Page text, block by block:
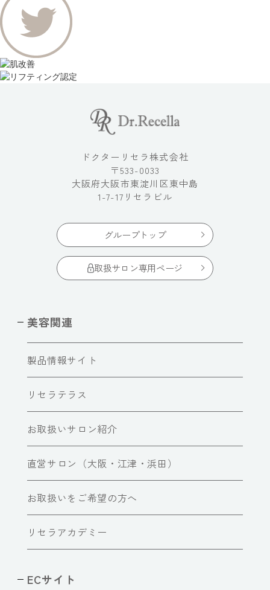
ドクターリセラ株式会社
〒533-0033
大阪府大阪市東淀川区東中島
1-7-17リセラビル
グループトップ
取扱サロン専用ページ
美容関連
製品情報サイト
リセラテラス
お取扱いサロン紹介
直営サロン（大阪・江津・浜田）
お取扱いをご希望の方へ
リセラアカデミー
ECサイト